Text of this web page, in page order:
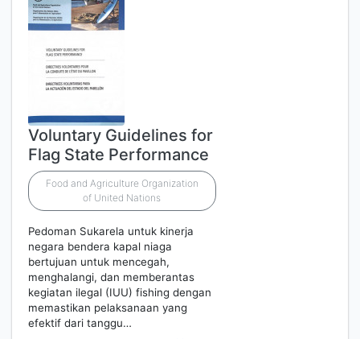
Voluntary Guidelines for
Flag State Performance
Food and Agriculture Organization
of United Nations
Pedoman Sukarela untuk kinerja
negara bendera kapal niaga
bertujuan untuk mencegah,
menghalangi, dan memberantas
kegiatan ilegal (IUU) fishing dengan
memastikan pelaksanaan yang
efektif dari tanggu…